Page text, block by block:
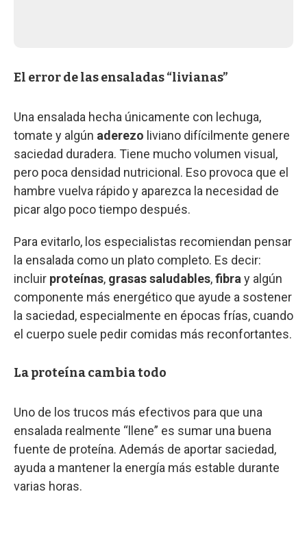
El error de las ensaladas “livianas”
Una ensalada hecha únicamente con lechuga,
tomate y algún aderezo liviano difícilmente genere
saciedad duradera. Tiene mucho volumen visual,
pero poca densidad nutricional. Eso provoca que el
hambre vuelva rápido y aparezca la necesidad de
picar algo poco tiempo después.
Para evitarlo, los especialistas recomiendan pensar
la ensalada como un plato completo. Es decir:
incluir proteínas, grasas saludables,fibra y algún
componente más energético que ayude a sostener
la saciedad, especialmente en épocas frías, cuando
el cuerpo suele pedir comidas más reconfortantes.
La proteína cambia todo
Uno de los trucos más efectivos para que una
ensalada realmente “llene” es sumar una buena
fuente de proteína. Además de aportar saciedad,
ayuda a mantener la energía más estable durante
varias horas.